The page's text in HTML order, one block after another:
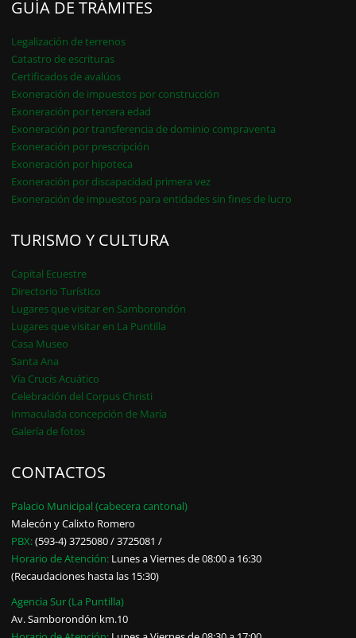
GUÍA DE TRÁMITES
Legalización de terrenos
Catastro de escrituras
Certificados de avalúos
Exoneración de impuestos por construcción
Exoneración por tercera edad
Exoneración por transferencia de dominio compraventa
Exoneración por prescripción
Exoneración por hipoteca
Exoneración por discapacidad primera vez
Exoneración de impuestos para entidades sin fines de lucro
TURISMO Y CULTURA
Capital Ecuestre
Directorio Turístico
Lugares que visitar en Samborondón
Lugares que visitar en La Puntilla
Casa Museo
Santa Ana
Vía Crucis Acuático
Celebración del Corpus Christi
Inmaculada concepción de María
Galería de fotos
CONTACTOS
Palacio Municipal (cabecera cantonal)
Malecón y Calixto Romero
PBX:(593-4) 3725080 / 3725081 /
Horario de Atención: Lunes a Viernes de 08:00 a 16:30
(Recaudaciones hasta las 15:30)
Agencia Sur (La Puntilla)
Av. Samborondón km.10